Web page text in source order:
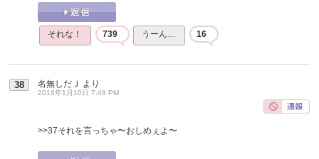
それな！ 739 うーん… 16
38 名無しだＪ より
2016年1月10日 7:48 PM
>>37それを言っちゃ〜おしめぇよ〜